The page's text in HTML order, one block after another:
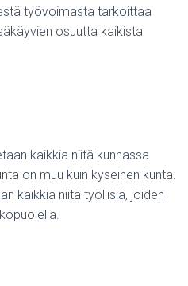
työvoimasta tarkoittaa
osuutta kaikista
kaikkia niitä kunnassa
on muu kuin kyseinen kunta.
kaikkia niitä työllisiä, joiden